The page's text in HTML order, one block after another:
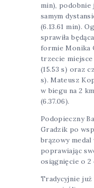
min), podobnie
samym
(6.13.61 min).
sprawiła
formie Monika
trzecie miejsce
(15.53 s) oraz
s). Mateusz
w biegu na 2
(6.37.06).
Podopieczny
Gradzik po
brązowy medal
poprawiając
osiągnięcie o 2
Tradycyjnie już